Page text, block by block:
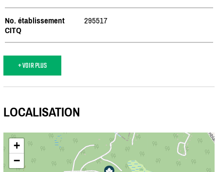
No. établissement
CITQ
295517
+ VOIR PLUS
LOCALISATION
+
−